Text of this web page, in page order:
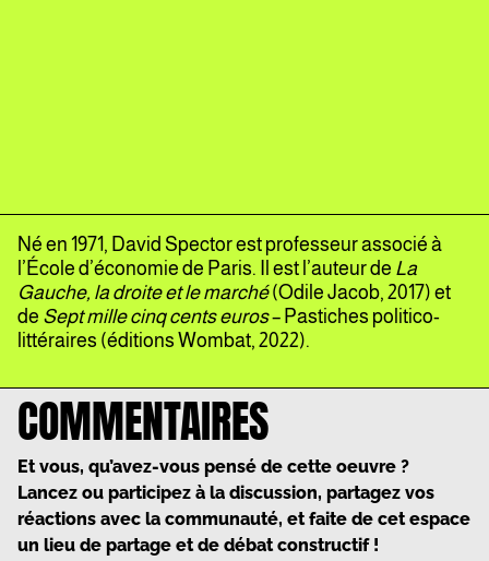
Né en 1971, David Spector est professeur associé à
l’École d’économie de Paris. Il est l’auteur de La
Gauche, la droite et le marché(Odile Jacob, 2017) et
de Sept mille cinq cents euros– Pastiches politico-
littéraires (éditions Wombat, 2022).
COMMENTAIRES
Et vous, qu’avez-vous pensé de cette oeuvre ?
Lancez ou participez à la discussion, partagez vos
réactions avec la communauté, et faite de cet espace
un lieu de partage et de débat constructif !